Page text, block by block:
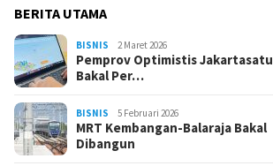
BERITA UTAMA
BISNIS 2 Maret 2026
Pemprov Optimistis Jakartasatu
Bakal Per…
BISNIS 5 Februari 2026
MRT Kembangan-Balaraja Bakal
Dibangun